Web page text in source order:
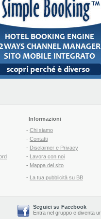
Informazioni
- Chi siamo
- Contatti
- Disclaimer e Privacy
- Lavora con noi
- Mappa del sito
- La tua pubblicità su BB
Seguici su Facebook
Entra nel gruppo e diventa